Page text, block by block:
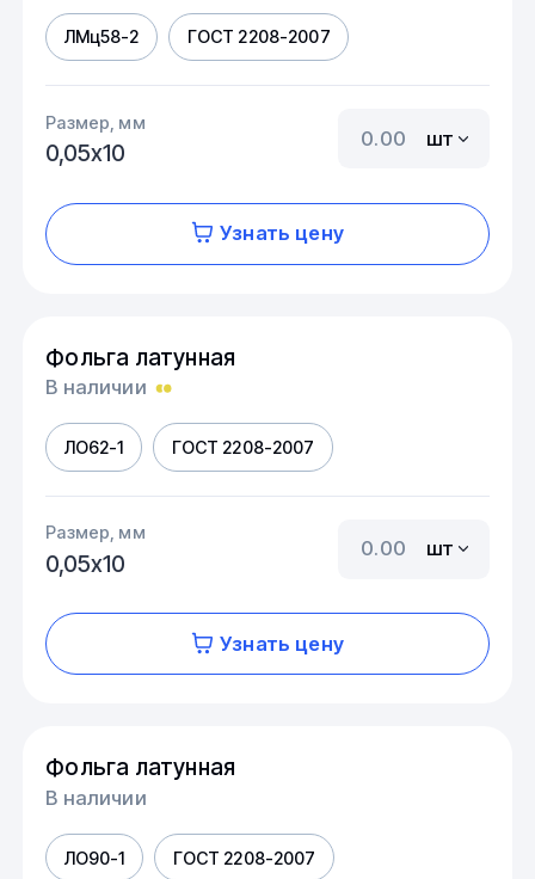
ЛМц58-2 ГОСТ 2208-2007
Размер, мм
0,05х10
шт
Узнать цену
Фольга латунная
В наличии
ЛО62-1 ГОСТ 2208-2007
Размер, мм
0,05х10
шт
Узнать цену
Фольга латунная
В наличии
ЛО90-1 ГОСТ 2208-2007